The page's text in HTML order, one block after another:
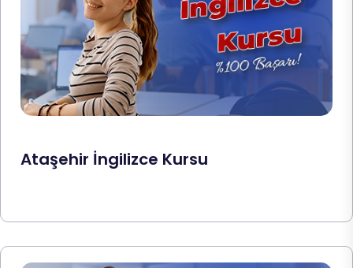
Ataşehir İngilizce Kursu